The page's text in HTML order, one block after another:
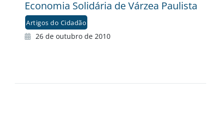
Economia Solidária de Várzea Paulista
Artigos do Cidadão
26 de outubro de 2010